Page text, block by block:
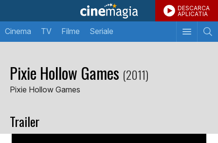
DESCARCA
APLICATIA
Cinema TV Filme Seriale
Pixie Hollow Games (2011)
Pixie Hollow Games
Trailer